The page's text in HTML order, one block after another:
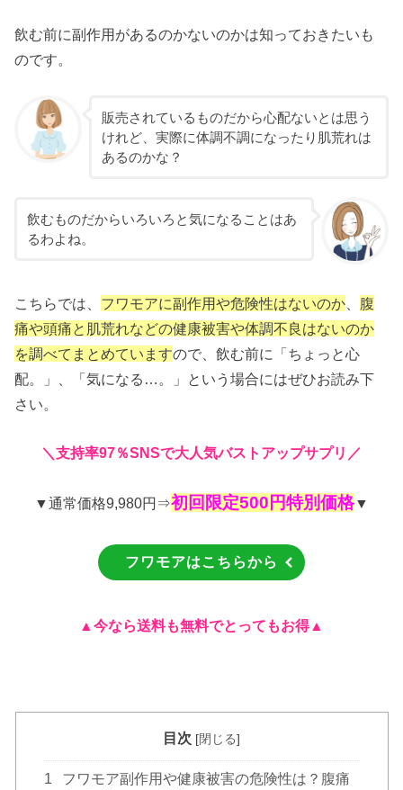
飲む前に副作用があるのかないのかは知っておきたいも
のです。
販売されているものだから心配ないとは思う
けれど、実際に体調不調になったり肌荒れは
あるのかな？
飲むものだからいろいろと気になることはあ
るわよね。
こちらでは、 フワモアに副作用や危険性はないのか
腹
痛や頭痛と肌荒れなどの健康被害や体調不良はないのか
を調べてまとめていますので、飲む前に「ちょっと心
配。」、「気になる…。」という場合にはぜひお読み下
さい。
＼ 支持率97％SNSで大人気バストアップサプリ／
▼通常価格9,980円⇒初回限定500円特別価格▼
フワモアはこちらから
▲今なら送料も無料でとってもお得▲
目次 [閉じる]
1
フワモア副作用や健康被害の危険性は？腹痛